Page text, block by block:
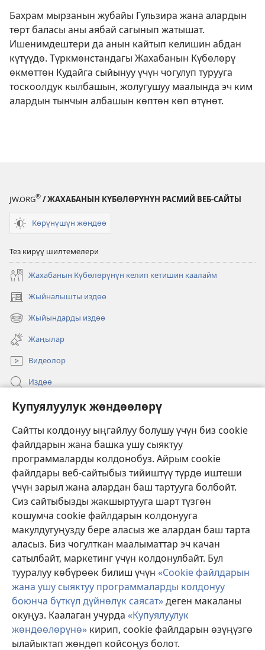
Купуялуулук жөндөөлөрү
Сайтты колдонуу ыңгайлуу болушу үчүн биз cookie
файлдарын жана башка ушу сыяктуу
программаларды колдонобуз. Айрым cookie
файлдары веб-сайтыбыз тийиштүү түрдө иштеши
үчүн зарыл жана алардан баш тартууга болбойт.
Сиз сайтыбызды жакшыртууга шарт түзгөн
кошумча cookie файлдарын колдонууга
макулдугуңузду бере аласыз же алардан баш тарта
аласыз. Биз чогулткан маалыматтар эч качан
сатылбайт, маркетинг үчүн колдонулбайт. Бул
тууралуу көбүрөөк билиш үчүн «Cookie файлдарын
жана ушу сыяктуу программаларды колдонуу
боюнча бүткүл дүйнөлүк саясат»деген макаланы
окуңуз. Каалаган учурда «Купуялуулук
жөндөөлөрүнө» кирип, cookie файлдарын өзүңүзгө
ылайыктап жөндөп койсоңуз болот.
Бахрам мырзанын жубайы Гульзира жана алардын
төрт баласы аны аябай сагынып жатышат.
Ишенимдештери да анын кайтып келишин абдан
күтүүдө. Түркмөнстандагы Жахабанын Күбөлөрү
өкмөттөн Кудайга сыйынуу үчүн чогулуп турууга
тоскоолдук кылбашын, жолугушуу маалында эч ким
алардын тынчын албашын көптөн көп өтүнөт.
JW.ORG® / ЖАХАБАНЫН КҮБӨЛӨРҮНҮН РАСМИЙ ВЕБ-САЙТЫ
Көрүнүшүн жөндөө
Тез кирүү шилтемелери
Жахабанын Күбөлөрүнүн келип кетишин каалайм
Жыйналышты издөө
(жаңы
терезе
ачат)
Жыйындарды издөө
(жаңы
терезе
ачат)
Жаңылар
Видеолор
Издөө
Бийлик өкүлдөрү үчүн маалымат
Тартуулар
(жаңы
терезе
ачат)
ОНЛАЙН КИТЕПКАНА
(жаңы
терезе
ачат) JW Hub
(жаңы
терезе
ачат) JW Library
Watchtower Library
Copyright© 2026 Watch Tower Bible and Tract Society of Pennsylvania.
КОЛДОНУУ ШАРТТАРЫ| КУПУЯЛУУЛУК САЯСАТЫ